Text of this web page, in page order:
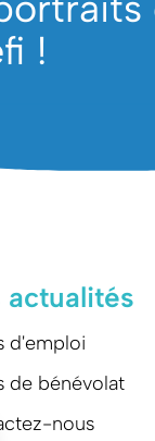
!
actualités
d'emploi
de bénévolat
nous